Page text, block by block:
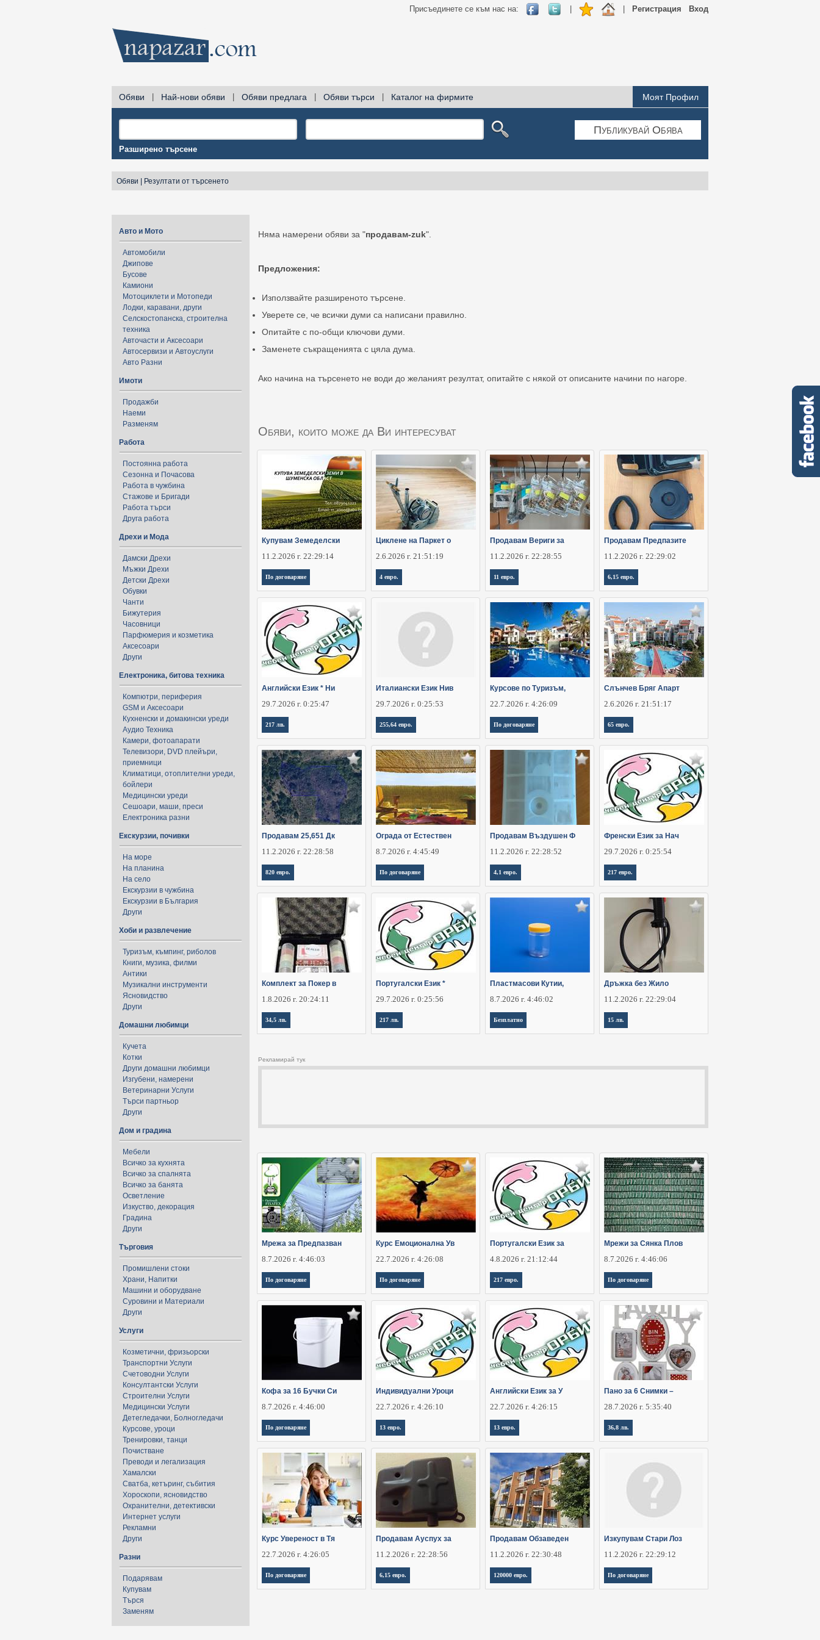
Вход
Регистрация
Присъединете се към нас на:
Обяви Най-нови обяви Обяви предлага Обяви търси Каталог на фирмите Моят Профил
Публикувай Обява
Разширено търсене
Обяви Резултати от търсенето
Авто и Мото
Автомобили
Джипове
Бусове
Камиони
Мотоциклети и Мотопеди
Лодки, каравани, други
Селскостопанска, строителна
техника
Авточасти и Аксесоари
Автосервизи и Автоуслуги
Авто Разни
Имоти
Продажби
Наеми
Разменям
Работа
Постоянна работа
Сезонна и Почасова
Работа в чужбина
Стажове и Бригади
Работа търси
Друга работа
Дрехи и Мода
Дамски Дрехи
Мъжки Дрехи
Детски Дрехи
Обувки
Чанти
Бижутерия
Часовници
Парфюмерия и козметика
Аксесоари
Други
Електроника, битова техника
Компютри, периферия
GSM и Аксесоари
Кухненски и домакински уреди
Аудио Техника
Камери, фотоапарати
Телевизори, DVD плейъри,
приемници
Климатици, отоплителни уреди,
бойлери
Медицински уреди
Сешоари, маши, преси
Електроника разни
Екскурзии, почивки
На море
На планина
На село
Екскурзии в чужбина
Екскурзии в България
Други
Хоби и развлечение
Туризъм, къмпинг, риболов
Книги, музика, филми
Антики
Музикални инструменти
Ясновидство
Други
Домашни любимци
Кучета
Котки
Други домашни любимци
Изгубени, намерени
Ветеринарни Услуги
Търси партньор
Други
Дом и градина
Мебели
Всичко за кухнята
Всичко за спалнята
Всичко за банята
Осветление
Изкуство, декорация
Градина
Други
Търговия
Промишлени стоки
Храни, Напитки
Машини и оборудване
Суровини и Материали
Други
Услуги
Козметични, фризьорски
Транспортни Услуги
Счетоводни Услуги
Консултантски Услуги
Строителни Услуги
Медицински Услуги
Детегледачки, Болногледачи
Курсове, уроци
Тренировки, танци
Почистване
Преводи и легализация
Хамалски
Сватба, кетъринг, събития
Хороскопи, ясновидство
Охранителни, детективски
Интернет услуги
Рекламни
Други
Разни
Подарявам
Купувам
Търся
Заменям
Няма намерени обяви за "продавам-zuk".
Предложения:
Използвайте разширеното търсене.
Уверете се, че всички думи са написани правилно.
Опитайте с по-общи ключови думи.
Заменете съкращенията с цяла дума.
Ако начина на търсенето не води до желаният резултат, опитайте с някой от описаните начини по нагоре.
Обяви, които може да Ви интересуват
Купувам Земеделски
11.2.2026 г. 22:29:14
По договаряне
Циклене на Паркет о
2.6.2026 г. 21:51:19
4 евро.
Продавам Вериги за
11.2.2026 г. 22:28:55
11 евро.
Продавам Предпазите
11.2.2026 г. 22:29:02
6,15 евро.
Английски Език * Ни
29.7.2026 г. 0:25:47
217 лв.
Италиански Език Нив
29.7.2026 г. 0:25:53
255,64 евро.
Курсове по Туризъм,
22.7.2026 г. 4:26:09
По договаряне
Слънчев Бряг Апарт
2.6.2026 г. 21:51:17
65 евро.
Продавам 25,651 Дк
11.2.2026 г. 22:28:58
820 евро.
Ограда от Естествен
8.7.2026 г. 4:45:49
По договаряне
Продавам Въздушен Ф
11.2.2026 г. 22:28:52
4,1 евро.
Френски Език за Нач
29.7.2026 г. 0:25:54
217 евро.
Комплект за Покер в
1.8.2026 г. 20:24:11
34,5 лв.
Португалски Език *
29.7.2026 г. 0:25:56
217 лв.
Пластмасови Кутии,
8.7.2026 г. 4:46:02
Безплатно
Дръжка без Жило
11.2.2026 г. 22:29:04
15 лв.
Рекламирай тук
Мрежа за Предпазван
8.7.2026 г. 4:46:03
По договаряне
Курс Емоционална Ув
22.7.2026 г. 4:26:08
По договаряне
Португалски Език за
4.8.2026 г. 21:12:44
217 евро.
Мрежи за Сянка Плов
8.7.2026 г. 4:46:06
По договаряне
Кофа за 16 Бучки Си
8.7.2026 г. 4:46:00
По договаряне
Индивидуални Уроци
22.7.2026 г. 4:26:10
13 евро.
Английски Език за У
22.7.2026 г. 4:26:15
13 евро.
Пано за 6 Снимки –
28.7.2026 г. 5:35:40
36,8 лв.
Курс Увереност в Тя
22.7.2026 г. 4:26:05
По договаряне
Продавам Ауспух за
11.2.2026 г. 22:28:56
6,15 евро.
Продавам Обзаведен
11.2.2026 г. 22:30:48
120000 евро.
Изкупувам Стари Лоз
11.2.2026 г. 22:29:12
По договаряне